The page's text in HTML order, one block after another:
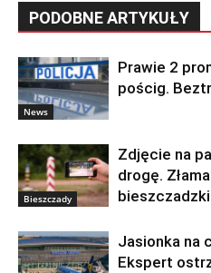
PODOBNE ARTYKUŁY
News
Prawie 2
pościg.
Bieszczady
Zdjęcie na
drogę.
Jasionka na
Ekspert